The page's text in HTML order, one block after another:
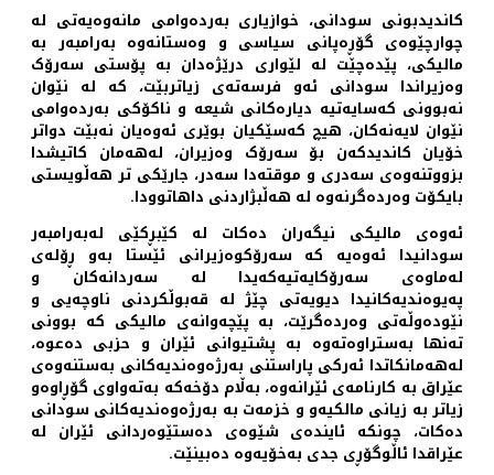
کاندیدبونی سودانی، خوازیاری بەردەوامی مانەوەیەتی لە
چوارچێوەی گۆڕەپانی سیاسی و وەستانەوە بەرامبەر بە
مالیکی، پێدەچێت لە لێواری درێژەدان بە پۆستی سەرۆک
وەزیراندا سودانی ئەو فرسەتەی زیاتربێت، کە لە نێوان
نەبوونی کەسایەتیە دیارەکانی شیعە و ناکۆکی بەردەوامی
نێوان لایەنەکان، هیچ کەسێکیان بوێری ئەوەیان نەبێت دواتر
خۆیان کاندیدکەن بۆ سەرۆک وەزیران، لەهەمان کاتیشدا
بزووتنەوەی سەدری و موقتەدا سەدر، جارێکی تر هەڵویستی
بایکۆت وەردەگرنەوە لە هەڵبژاردنی داهاتوودا.
ئەوەی مالیکی نیگەران دەکات لە کێبڕکێی لەبەرامبەر
سودانیدا ئەوەیە کە سەرۆکوەزیرانی ئێستا بەو ڕۆلەی
لەماوەی سەرۆکایەتیەکەیدا لە سەردانەکان و
پەیوەندیەکانیدا دیویەتی چێژ لە قەبوڵکردنی ناوچەیی و
نێودەوڵەتی وەردەگرێت، بە پێچەوانەی مالیکی کە بوونی
تەنها بەستراوەتەوە بە پشتیوانی ئێران و حزبی دەعوە،
لەهەمانکاتدا ئەرکی پاراستنی بەرژەوەندیەکانی بەستنەوەی
عێراق بە کارنامەی ئێرانەوە، بەڵام دۆخەکە بەتەواوی گۆڕاوەو
زیاتر بە زیانی مالکیەو و خزمەت بە بەرژەوەندیەکانی سودانی
دەکات، چونکە ئایندەی شێوەی دەستێوەردانی ئێران لە
عێراقدا ئاڵوگۆڕی جدی بەخۆیەوە دەبینێت.